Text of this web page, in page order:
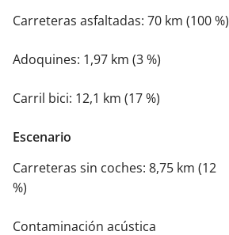
Carreteras asfaltadas: 70 km (100 %)
Adoquines: 1,97 km (3 %)
Carril bici: 12,1 km (17 %)
Escenario
Carreteras sin coches: 8,75 km (12
%)
Contaminación acústica